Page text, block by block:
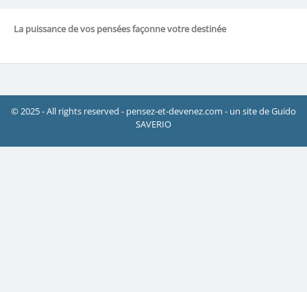
La puissance de vos pensées façonne votre destinée
© 2025 - All rights reserved - pensez-et-devenez.com - un site de Guido
SAVERIO